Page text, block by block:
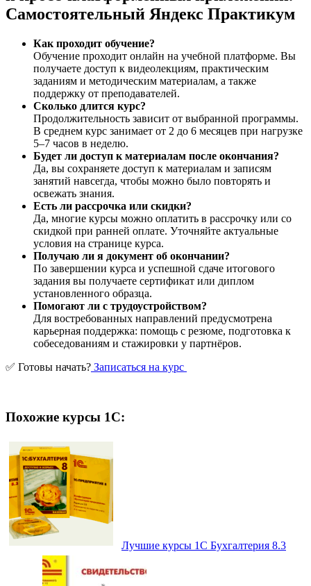
Самостоятельный Яндекс Практикум
Как проходит обучение?
Обучение проходит онлайн на учебной платформе. Вы
получаете доступ к видеолекциям, практическим
заданиям и методическим материалам, а также
поддержку от преподавателей.
Сколько длится курс?
Продолжительность зависит от выбранной программы.
В среднем курс занимает от 2 до 6 месяцев при нагрузке
5–7 часов в неделю.
Будет ли доступ к материалам после окончания?
Да, вы сохраняете доступ к материалам и записям
занятий навсегда, чтобы можно было повторять и
освежать знания.
Есть ли рассрочка или скидки?
Да, многие курсы можно оплатить в рассрочку или со
скидкой при ранней оплате. Уточняйте актуальные
условия на странице курса.
Получаю ли я документ об окончании?
По завершении курса и успешной сдаче итогового
задания вы получаете сертификат или диплом
установленного образца.
Помогают ли с трудоустройством?
Для востребованных направлений предусмотрена
карьерная поддержка: помощь с резюме, подготовка к
собеседованиям и стажировки у партнёров.
✅ Готовы начать? Записаться на курс
Похожие курсы 1С:
Лучшие курсы 1С Бухгалтерия 8.3